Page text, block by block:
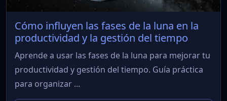
Cómo influyen las fases de la luna en la
productividad y la gestión del tiempo
Aprende a usar las fases de la luna para mejorar tu
productividad y gestión del tiempo. Guía práctica
para organizar ...